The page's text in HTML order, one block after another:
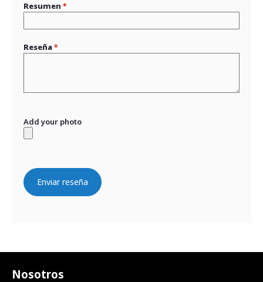
Resumen
Reseña
Add your photo
Enviar reseña
Nosotros